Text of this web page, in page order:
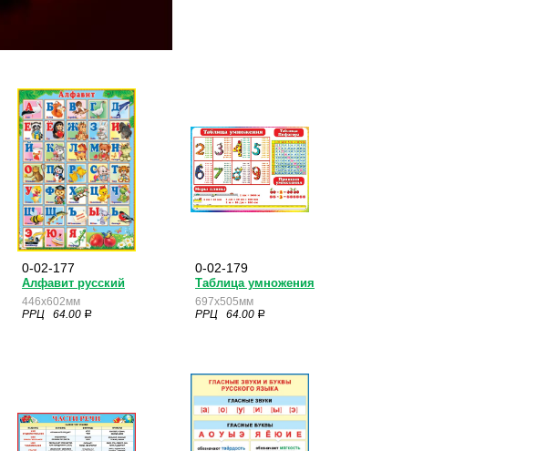
0-02-177
Алфавит русский
446x602мм
РРЦ 64.00 a
0-02-179
Таблица умножения
697x505мм
РРЦ 64.00 a